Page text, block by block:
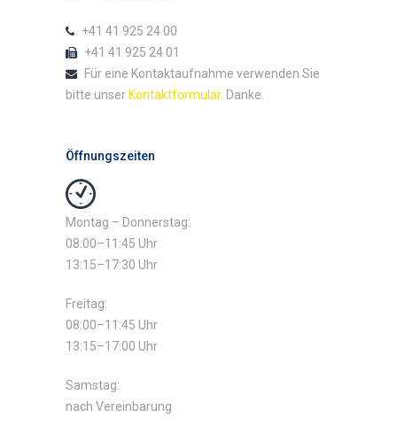
+41 41 925 24 00
+41 41 925 24 01
Für eine Kontaktaufnahme verwenden Sie
bitte unser Kontaktformular. Danke.
Öffnungszeiten
Montag – Donnerstag:
08:00–11:45 Uhr
13:15–17:30 Uhr
Freitag:
08:00–11:45 Uhr
13:15–17:00 Uhr
Samstag:
nach Vereinbarung